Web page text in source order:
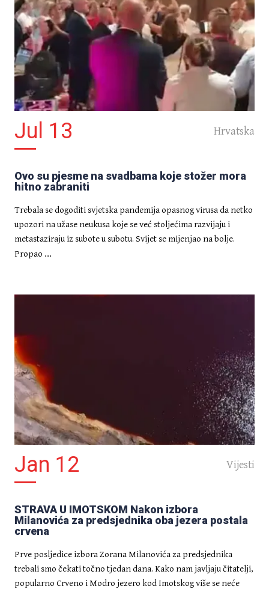
IZDVOJENO
Kako bi što spremniji dočekali
sociologije će umjesto zadnjeg
semestra polagati tečaj
konobarenja
[KVIZ] Saznaj koliko si Drago
Ćosić!
Jul 13 Hrvatska
Ovo su pjesme na svadbama koje stožer mora
hitno zabraniti
Trebala se dogoditi svjetska pandemija opasnog virusa da netko
upozori na užase neukusa koje se već stoljećima razvijaju i
metastaziraju iz subote u subotu. Svijet se mijenjao na bolje.
Propao ...
Jan 12 Vijesti
STRAVA U IMOTSKOM Nakon izbora
Milanovića za predsjednika oba jezera postala
crvena
Prve posljedice izbora Zorana Milanovića za predsjednika
trebali smo čekati točno tjedan dana. Kako nam javljaju čitatelji,
popularno Crveno i Modro jezero kod Imotskog više se neće